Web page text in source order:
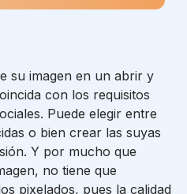
su imagen en un abrir y
con los requisitos
Puede elegir entre
o bien crear las suyas
Y por mucho que
no tiene que
pixelados, pues la calidad